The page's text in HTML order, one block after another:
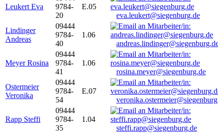
Leukert Eva
9784-
20
E.05
eva.leukert@siegenburg.de
Lindinger
Andreas
09444
9784-
40
1.06
Meyer Rosina
09444
9784-
41
1.06
rosina.meyer@siegenburg.de
Ostermeier
Veronika
09444
9784-
54
E.07
Rapp Steffi
09444
9784-
35
1.04
steffi.rapp@siegenburg.de